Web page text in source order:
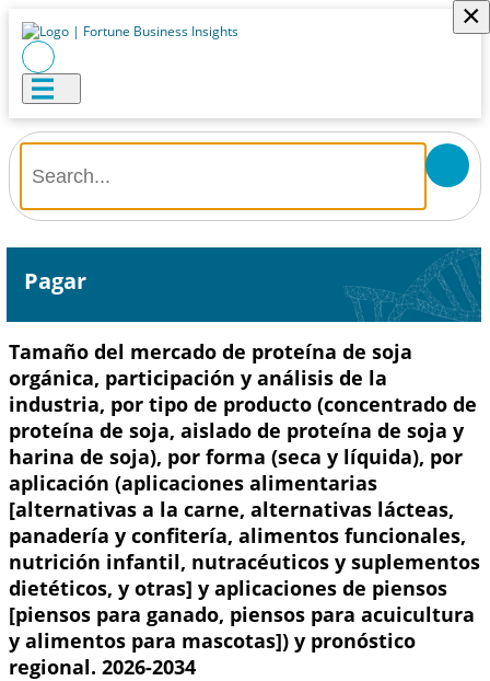
×
Pagar
Tamaño del mercado de proteína de soja
orgánica, participación y análisis de la
industria, por tipo de producto (concentrado de
proteína de soja, aislado de proteína de soja y
harina de soja), por forma (seca y líquida), por
aplicación (aplicaciones alimentarias
[alternativas a la carne, alternativas lácteas,
panadería y confitería, alimentos funcionales,
nutrición infantil, nutracéuticos y suplementos
dietéticos, y otras] y aplicaciones de piensos
[piensos para ganado, piensos para acuicultura
y alimentos para mascotas]) y pronóstico
regional. 2026-2034